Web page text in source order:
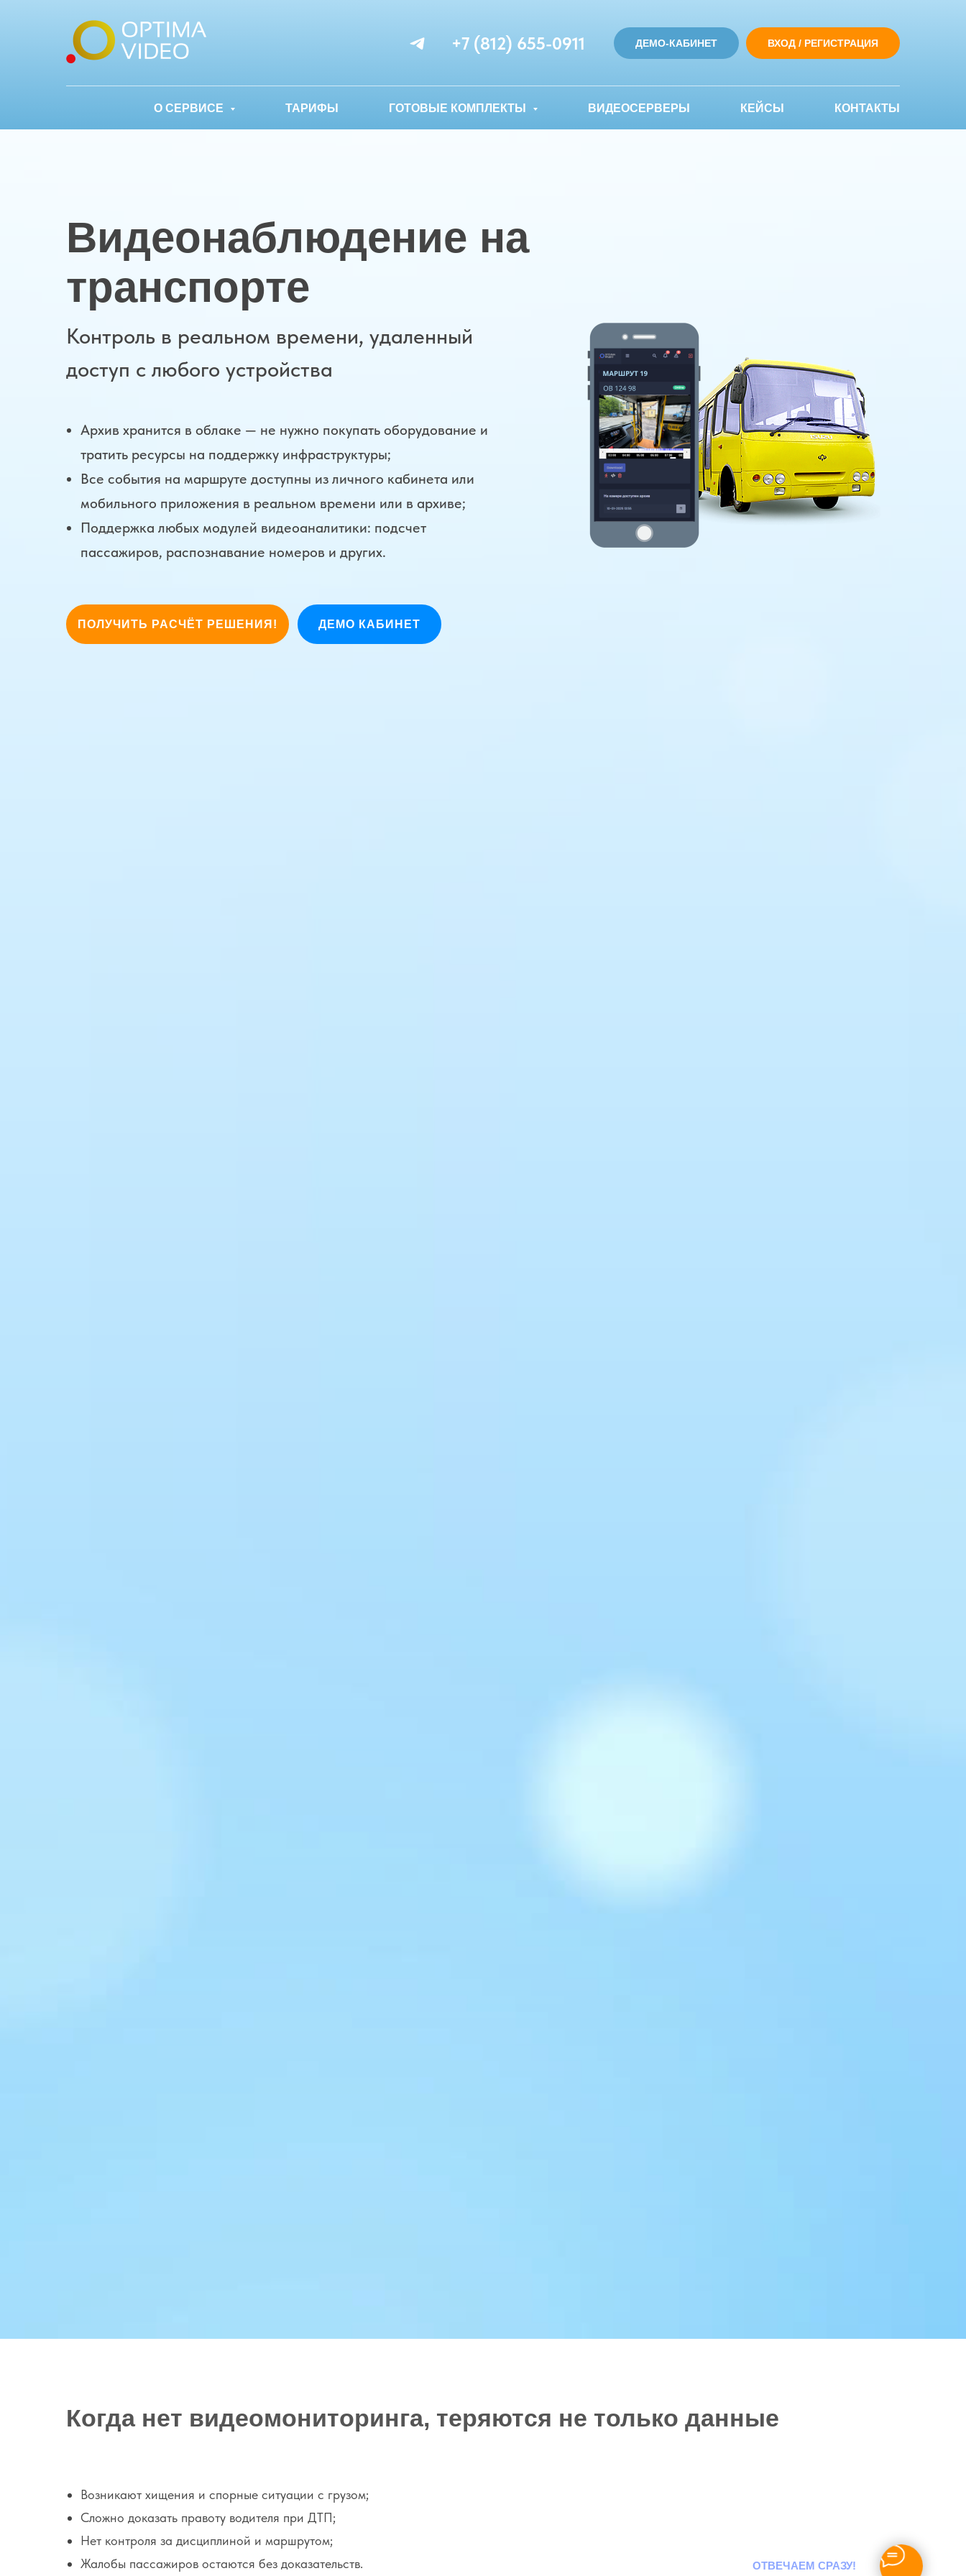
+7 (812) 655-0911 ДЕМО-КАБИНЕТ ВХОД / РЕГИСТРАЦИЯ
О СЕРВИСЕ ТАРИФЫ ГОТОВЫЕ КОМПЛЕКТЫ ВИДЕОСЕРВЕРЫ КЕЙСЫ КОНТАКТЫ
Видеонаблюдение на
транспорте
Контроль в реальном времени, удаленный
доступ с любого устройства
ПОЛУЧИТЬ РАСЧЁТ РЕШЕНИЯ! ДЕМО КАБИНЕТ
Архив хранится в облаке — не нужно покупать оборудование и
тратить ресурсы на поддержку инфраструктуры;
Все события на маршруте доступны из личного кабинета или
мобильного приложения в реальном времени или в архиве;
Поддержка любых модулей видеоаналитики: подсчет
пассажиров, распознавание номеров и других.
Когда нет видеомониторинга, теряются не только данные
Возникают хищения и спорные ситуации с грузом;
Сложно доказать правоту водителя при ДТП;
Нет контроля за дисциплиной и маршрутом;
Жалобы пассажиров остаются без доказательств.
ОТВЕЧАЕМ СРАЗУ!